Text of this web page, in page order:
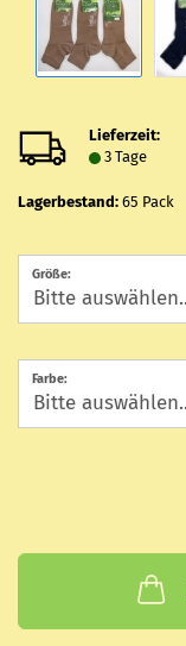
Lieferzeit:
3 Tage
Lagerbestand: 65 Pack
Größe:
Farbe: